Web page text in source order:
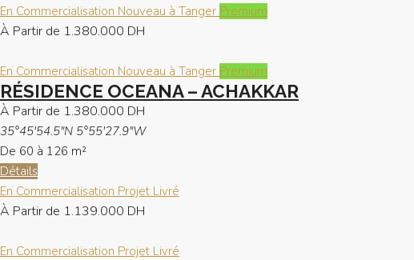
En Commercialisation Nouveau à Tanger Premium
À Partir de 1.380.000 DH
En Commercialisation Nouveau à Tanger Premium
RÉSIDENCE OCEANA – ACHAKKAR
À Partir de 1.380.000 DH
35°45'54.5"N 5°55'27.9"W
De 60 à 126 m²
Détails
En Commercialisation Projet Livré
À Partir de 1.139.000 DH
En Commercialisation Projet Livré